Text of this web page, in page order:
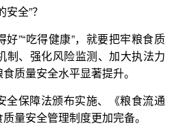
全”？
好”“吃得健康”，就要把牢粮食质
制、强化风险监测、加大执法力
质量安全水平显著提升。
全保障法颁布实施、《粮食流通
量安全管理制度更加完备。